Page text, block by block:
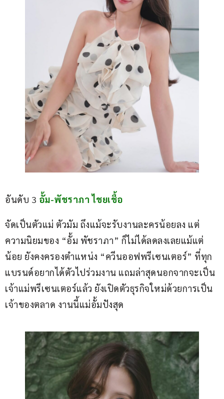
อันดับ 3 อั้ม-พัชราภา ไชยเชื้อ
จัดเป็นตัวแม่ ตัวมัม ถึงแม้จะรับงานละครน้อยลง แต่
ความนิยมของ “อั้ม พัชราภา” ก็ไม่ได้ลดลงเลยแม้แต่
น้อย ยังคงครองตำแหน่ง “ควีนออฟพรีเซนเตอร์” ที่ทุก
แบรนด์อยากได้ตัวไปร่วมงาน แถมล่าสุดนอกจากจะเป็น
เจ้าแม่พรีเซนเตอร์แล้ว ยังเปิดตัวธุรกิจใหม่ด้วยการเป็น
เจ้าของตลาด งานนี้แม่อั้มปังสุด